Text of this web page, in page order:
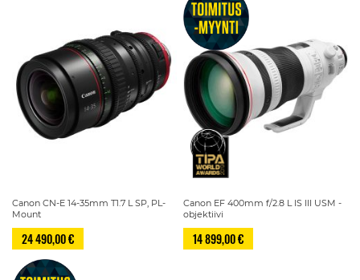
Canon CN-E 14-35mm T1.7 L SP, PL-
Mount
24 490,00 €
Canon EF 400mm f/2.8 L IS III USM -
objektiivi
14 899,00 €